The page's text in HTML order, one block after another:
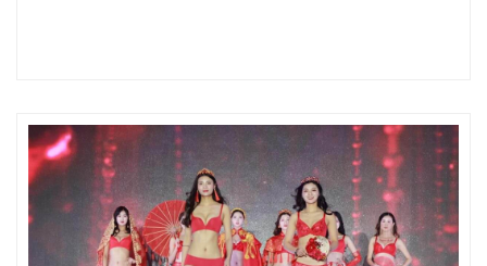
制经济人士被授予合肥市“优秀中国特色社会主义事业建设
者”称号。宋国权在会见时